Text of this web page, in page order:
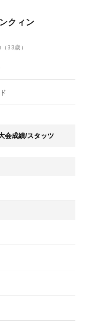
クィン
（33歳）
会成績/スタッツ